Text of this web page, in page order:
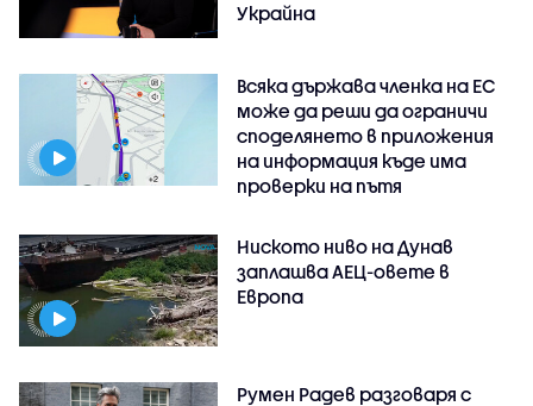
Украйна
Всяка държава членка на ЕС
може да реши да ограничи
споделянето в приложения
на информация къде има
проверки на пътя
Ниското ниво на Дунав
заплашва АЕЦ-овете в
Европа
Румен Радев разговаря с